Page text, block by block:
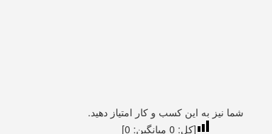
شما نیز به این کسب و کار امتیاز دهید.
[کل: 0 میانگین: 0
]